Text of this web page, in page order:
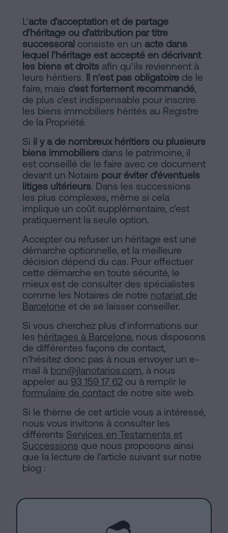
L'acte d'acceptation et de partage
d'héritage ou d'attribution par titre
successoral consiste en un acte dans
lequel l'héritage est accepté en décrivant
les biens et droits afin qu'ils reviennent à
leurs héritiers. Il n'est pas obligatoire de le
faire, mais c'est fortement recommandé,
de plus c'est indispensable pour inscrire
les biens immobiliers hérités au Registre
de la Propriété.
Si il y a de nombreux héritiers ou plusieurs
biens immobiliers dans le patrimoine, il
est conseillé de le faire avec ce document
devant un Notaire pour éviter d'éventuels
litiges ultérieurs. Dans les successions
les plus complexes, même si cela
implique un coût supplémentaire, c'est
pratiquement la seule option.
Accepter ou refuser un héritage est une
démarche optionnelle, et la meilleure
décision dépend du cas. Pour effectuer
cette démarche en toute sécurité, le
mieux est de consulter des spécialistes
comme les Notaires de notre notariat de
Barcelone et de se laisser conseiller.
Si vous cherchez plus d'informations sur
les héritages à Barcelone, nous disposons
de différentes façons de contact,
n'hésitez donc pas à nous envoyer un e-
mail à bcn@jlanotarios.com, à nous
appeler au 93 159 17 62 ou à remplir le
formulaire de contact de notre site web.
Si le thème de cet article vous a intéressé,
nous vous invitons à consulter les
différents Services en Testaments et
Successions que nous proposons ainsi
que la lecture de l'article suivant sur notre
blog :